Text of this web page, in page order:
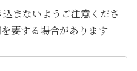
まないようご注意くださ
要する場合があります